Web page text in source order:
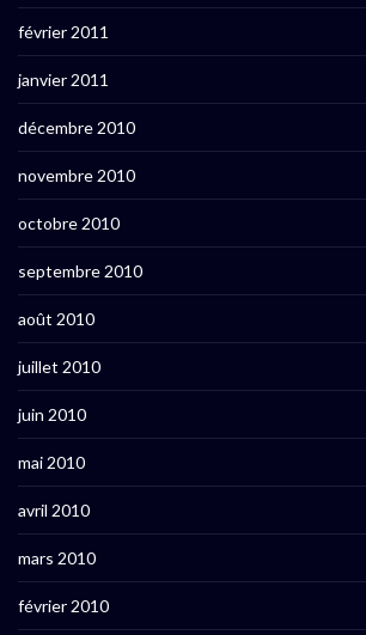
février 2011
janvier 2011
décembre 2010
novembre 2010
octobre 2010
septembre 2010
août 2010
juillet 2010
juin 2010
mai 2010
avril 2010
mars 2010
février 2010